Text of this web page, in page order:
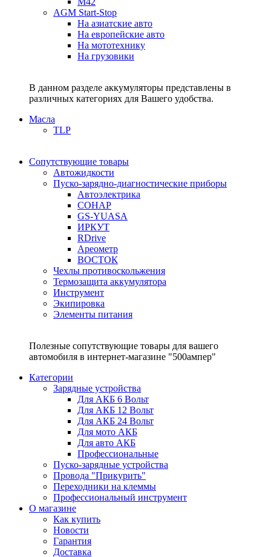
AGM Start-Stop
На азиатские авто
На европейские авто
На мототехнику
На грузовики
В данном разделе аккумуляторы представлены в
различных категориях для Вашего удобства.
Масла
TLP
Сопутствующие товары
Автожидкости
Пуско-зарядно-диагностические приборы
Автоэлектрика
СОНАР
GS-YUASA
ИРКУТ
RDrive
Ареометр
ВОСТОК
Чехлы противоскольжения
Термозащита аккумулятора
Инструмент
Экипировка
Элементы питания
Полезные сопутствующие товары для вашего
автомобиля в интернет-магазине "500ампер"
Категории
Зарядные устройства
Для АКБ 6 Вольт
Для АКБ 12 Вольт
Для АКБ 24 Вольт
Для мото АКБ
Для авто АКБ
Профессиональные
Пуско-зарядные устройства
Провода "Прикурить"
Переходники на клеммы
Профессиональный инструмент
О магазине
Как купить
Новости
Гарантия
Доставка